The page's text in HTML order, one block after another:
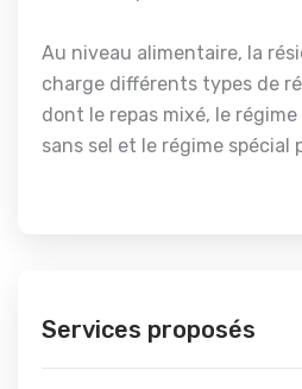
Au niveau alimentaire, la
charge différents types de
dont le repas mixé, le
sans sel et le régime spécial
Services proposés